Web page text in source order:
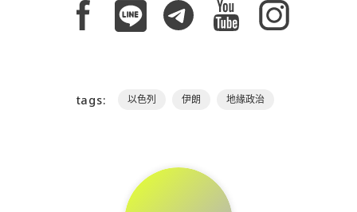
tags: 以色列 伊朗 地緣政治